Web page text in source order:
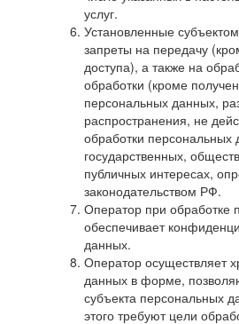
услуг.
Установленные
запреты на передачу
доступа), а также на
обработки (кроме
персональных данных,
распространения, не
обработки персональных
государственных,
публичных интересах,
законодательством РФ.
Оператор при обработке
обеспечивает
данных.
Оператор осуществляет
данных в форме,
субъекта персональных
этого требуют цели